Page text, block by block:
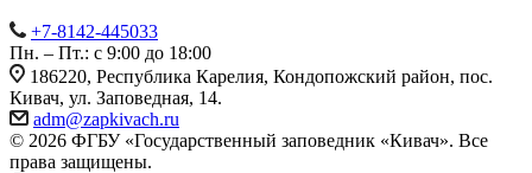
+7-8142-445033
Пн. – Пт.: с 9:00 до 18:00
186220, Республика Карелия, Кондопожский район, пос.
Кивач, ул. Заповедная, 14.
adm@zapkivach.ru
© 2026 ФГБУ «Государственный заповедник «Кивач». Все
права защищены.